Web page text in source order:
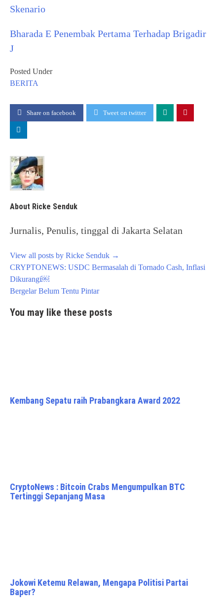
Skenario
Bharada E Penembak Pertama Terhadap Brigadir
J
Posted Under
BERITA
Share on facebook Tweet on twitter
About Ricke Senduk
Jurnalis, Penulis, tinggal di Jakarta Selatan
View all posts by Ricke Senduk →
Post
navigation
CRYPTONEWS: USDC Bermasalah di Tornado Cash, Inflasi
Dikurangi￼
Bergelar Belum Tentu Pintar
You may like these posts
Kembang Sepatu raih Prabangkara Award 2022
CryptoNews : Bitcoin Crabs Mengumpulkan BTC
Tertinggi Sepanjang Masa
Jokowi Ketemu Relawan, Mengapa Politisi Partai
Baper?